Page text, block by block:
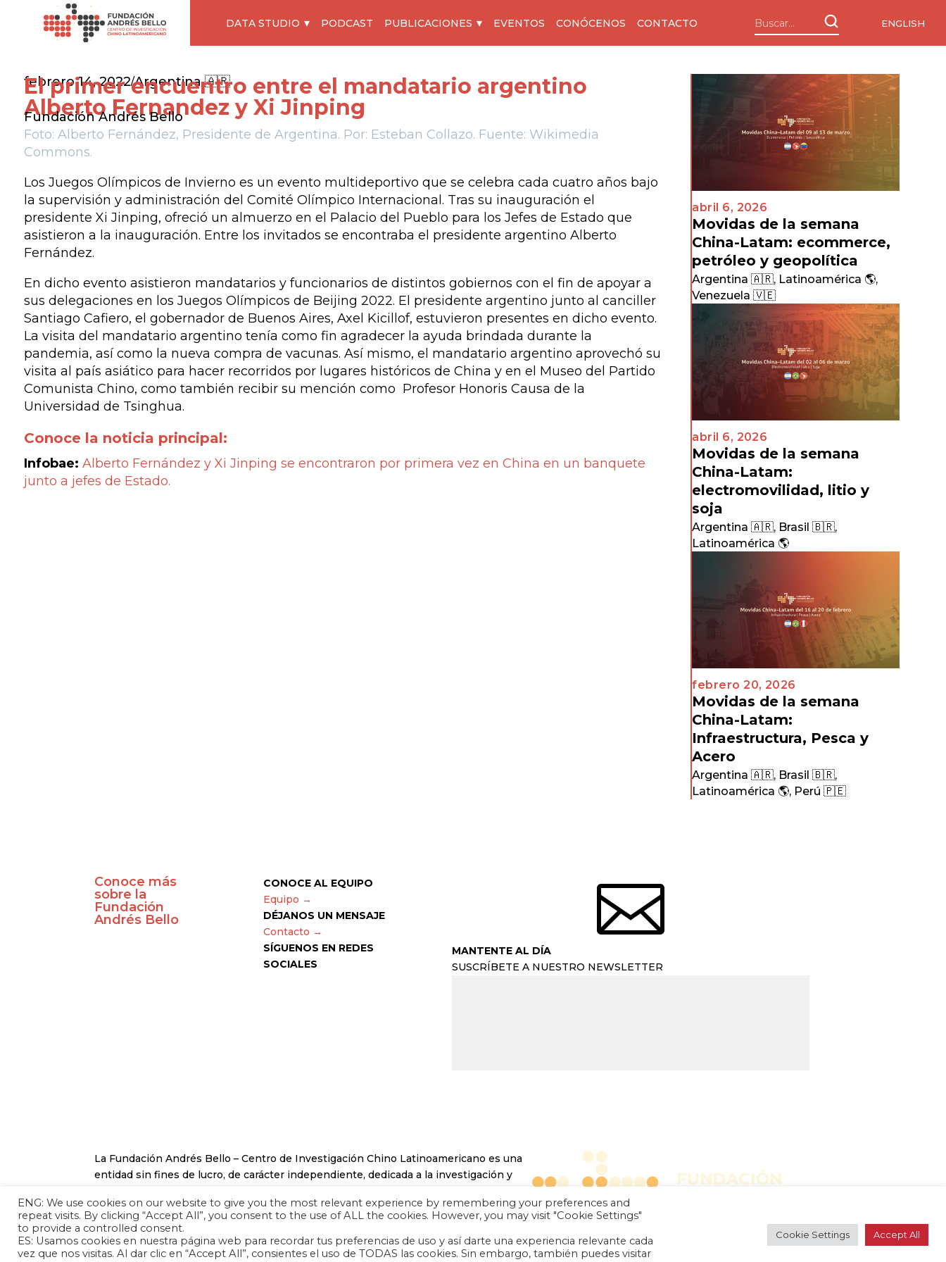
DATA STUDIO PODCAST PUBLICACIONES EVENTOS CONÓCENOS CONTACTO ENGLISH
febrero 14, 2022/Argentina 🇦🇷
El primer encuentro entre el mandatario argentino
Alberto Fernandez y Xi Jinping
Fundación Andrés Bello
Foto: Alberto Fernández, Presidente de Argentina. Por: Esteban Collazo. Fuente: Wikimedia
Commons.
Los Juegos Olímpicos de Invierno es un evento multideportivo que se celebra cada cuatro años bajo
la supervisión y administración del Comité Olímpico Internacional. Tras su inauguración el
presidente Xi Jinping, ofreció un almuerzo en el Palacio del Pueblo para los Jefes de Estado que
asistieron a la inauguración. Entre los invitados se encontraba el presidente argentino Alberto
Fernández.
En dicho evento asistieron mandatarios y funcionarios de distintos gobiernos con el fin de apoyar a
sus delegaciones en los Juegos Olímpicos de Beijing 2022. El presidente argentino junto al canciller
Santiago Cafiero, el gobernador de Buenos Aires, Axel Kicillof, estuvieron presentes en dicho evento.
La visita del mandatario argentino tenía como fin agradecer la ayuda brindada durante la
pandemia, así como la nueva compra de vacunas. Así mismo, el mandatario argentino aprovechó su
visita al país asiático para hacer recorridos por lugares históricos de China y en el Museo del Partido
Comunista Chino, como también recibir su mención como Profesor Honoris Causa de la
Universidad de Tsinghua.
Conoce la noticia principal:
Infobae: Alberto Fernández y Xi Jinping se encontraron por primera vez en China en un banquete
junto a jefes de Estado.
abril 6, 2026
Movidas de la semana
China-Latam: ecommerce,
petróleo y geopolítica
Argentina 🇦🇷, Latinoamérica 🌎,
Venezuela 🇻🇪
abril 6, 2026
Movidas de la semana
China-Latam:
electromovilidad, litio y
soja
Argentina 🇦🇷, Brasil 🇧🇷,
Latinoamérica 🌎
febrero 20, 2026
Movidas de la semana
China-Latam:
Infraestructura, Pesca y
Acero
Argentina 🇦🇷, Brasil 🇧🇷,
Latinoamérica 🌎, Perú 🇵🇪
Conoce más
sobre la
Fundación
Andrés Bello
CONOCE AL EQUIPO
Equipo →
DÉJANOS UN MENSAJE
Contacto →
SÍGUENOS EN REDES
SOCIALES

MANTENTE AL DÍA
SUSCRÍBETE A NUESTRO NEWSLETTER
La Fundación Andrés Bello – Centro de Investigación Chino Latinoamericano es una
entidad sin fines de lucro, de carácter independiente, dedicada a la investigación y
países de América Latina y el Caribe.
ENG: We use cookies on our website to give you the most relevant experience by remembering your preferences and
repeat visits. By clicking “Accept All”, you consent to the use of ALL the cookies. However, you may visit "Cookie Settings"
to provide a controlled consent.
ES: Usamos cookies en nuestra página web para recordar tus preferencias de uso y así darte una experiencia relevante cada
vez que nos visitas. Al dar clic en “Accept All”, consientes el uso de TODAS las cookies. Sin embargo, también puedes visitar
Cookie Settings Accept All